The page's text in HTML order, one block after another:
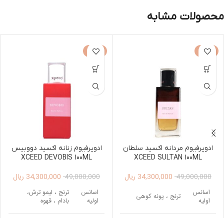
محصولات مشابه
-30%
ادوپرفیوم مردانه اکسید سلطان
XCEED SULTAN 100ML
49,000,000
34,300,000 ریال
اسانس
اولیه
ترنج ، پونه کوهی
-30%
ادوپرفیوم زنانه اکسید دووبیس
XCEED DEVOBIS 100ML
49,000,000
34,300,000 ریال
اسانس
اولیه
ترنج ، لیمو ترش،
بادام ، قهوه